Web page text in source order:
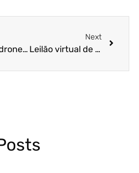
Novidade, drone que fiscaliza e multa motoristas divide opiniões nas ruas de Campo Grande
Next
Leilão virtual de veículos e sucatas do DetranRS acontece na próxima quarta-feira